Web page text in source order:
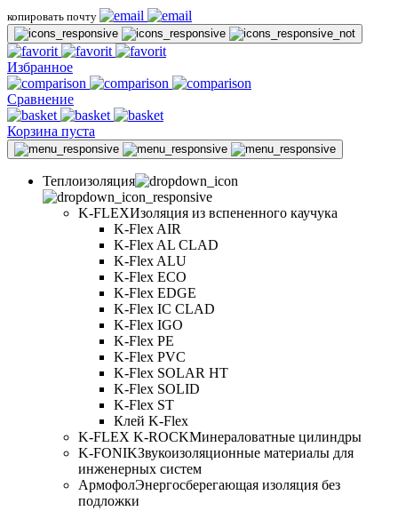
копировать почту
Избранное
Сравнение
Корзина пуста
Теплоизоляция
K-FLEXИзоляция из вспененного каучука
K-Flex AIR
K-Flex AL CLAD
K-Flex ALU
K-Flex ECO
K-Flex EDGE
K-Flex IC CLAD
K-Flex IGO
K-Flex PE
K-Flex PVC
K-Flex SOLAR HT
K-Flex SOLID
K-Flex ST
Клей K-Flex
K-FLEX K-ROCKМинераловатные цилиндры
K-FONIKЗвукоизоляционные материалы для
инженерных систем
АрмофолЭнергосберегающая изоляция без
подложки